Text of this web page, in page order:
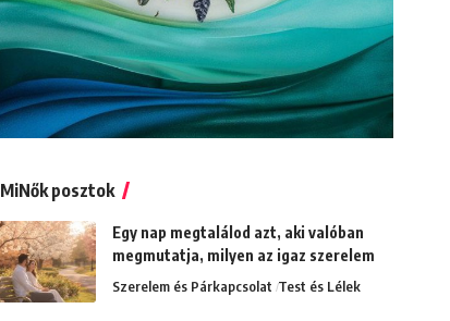
MiNők posztok
Egy nap megtalálod azt, aki valóban
megmutatja, milyen az igaz szerelem
Szerelem és Párkapcsolat Test és Lélek